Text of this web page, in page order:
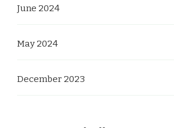
June 2024
May 2024
December 2023